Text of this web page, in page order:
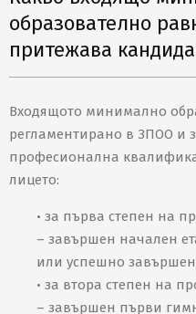
образователно
притежава
Входящото минимално
регламентирано в ЗПОО и
професионална
лицето:
• за първа степен на
– завършен начален
или успешно завършен
• за втора степен на
– завършен първи